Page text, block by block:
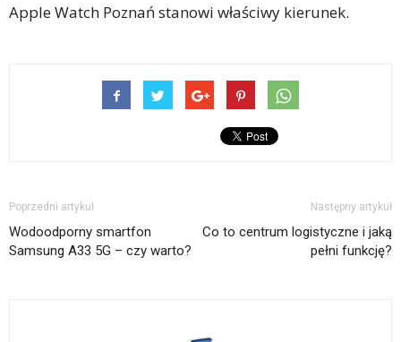
Apple Watch Poznań stanowi właściwy kierunek.
Poprzedni artykuł
Wodoodporny smartfon
Samsung A33 5G – czy warto?
Następny artykuł
Co to centrum logistyczne i jaką
pełni funkcję?